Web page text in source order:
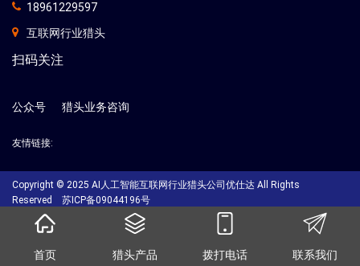
18961229597
互联网行业猎头
扫码关注
公众号 猎头业务咨询
友情链接:
Copyright © 2025 AI人工智能互联网行业猎头公司优仕达 All Rights
Reserved 苏ICP备09044196号
首页 猎头产品 拨打电话 联系我们